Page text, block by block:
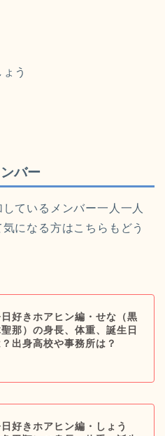
う
バー
ているメンバー一人一人
になる方はこちらもどう
好きホアヒン編・せな（黒
那）の身長、体重、誕生日
？出身高校や事務所は？
好きホアヒン編・しょう